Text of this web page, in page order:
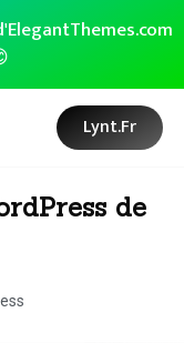
Lynt.fr
de